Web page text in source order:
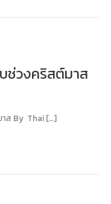
ช่วงคริสต์มาส
าส By Thai […]